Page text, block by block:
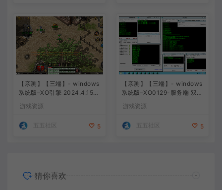
【亲测】【三端】- windows
系统版–XO引擎 2024.4.15整
特色星王合击版
游戏资源
五五社区 5
【亲测】【三端】- windows
系统版–XO0129-服务端 双端
理无限制 只有引擎和客户端
游戏资源
五五社区 5
猜你喜欢